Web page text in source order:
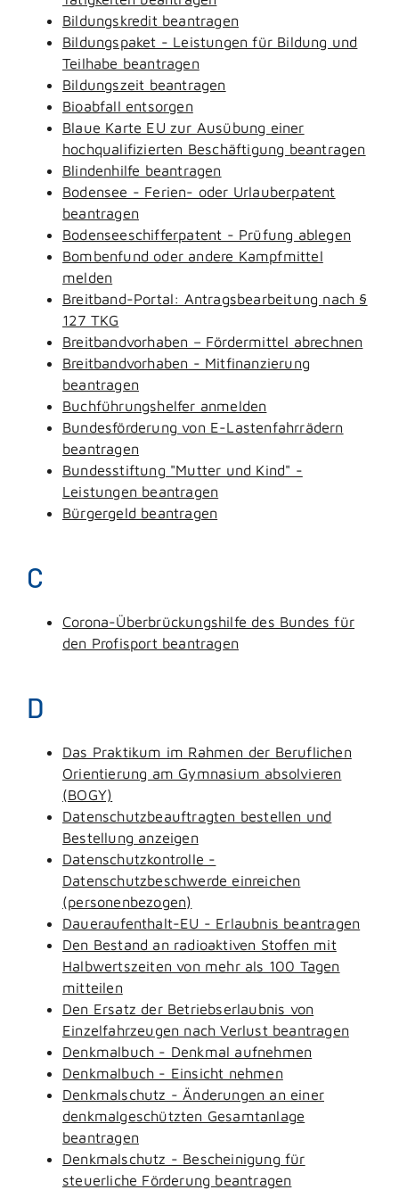
Bildungskredit beantragen
Bildungspaket - Leistungen für Bildung und
Teilhabe beantragen
Bildungszeit beantragen
Bioabfall entsorgen
Blaue Karte EU zur Ausübung einer
hochqualifizierten Beschäftigung beantragen
Blindenhilfe beantragen
Bodensee - Ferien- oder Urlauberpatent
beantragen
Bodenseeschifferpatent - Prüfung ablegen
Bombenfund oder andere Kampfmittel
melden
Breitband-Portal: Antragsbearbeitung nach §
127 TKG
Breitbandvorhaben – Fördermittel abrechnen
Breitbandvorhaben - Mitfinanzierung
beantragen
Buchführungshelfer anmelden
Bundesförderung von E-Lastenfahrrädern
beantragen
Bundesstiftung "Mutter und Kind" -
Leistungen beantragen
Bürgergeld beantragen
C
Corona-Überbrückungshilfe des Bundes für
den Profisport beantragen
D
Das Praktikum im Rahmen der Beruflichen
Orientierung am Gymnasium absolvieren
(BOGY)
Datenschutzbeauftragten bestellen und
Bestellung anzeigen
Datenschutzkontrolle -
Datenschutzbeschwerde einreichen
(personenbezogen)
Daueraufenthalt-EU - Erlaubnis beantragen
Den Bestand an radioaktiven Stoffen mit
Halbwertszeiten von mehr als 100 Tagen
mitteilen
Den Ersatz der Betriebserlaubnis von
Einzelfahrzeugen nach Verlust beantragen
Denkmalbuch - Denkmal aufnehmen
Denkmalbuch - Einsicht nehmen
Denkmalschutz - Änderungen an einer
denkmalgeschützten Gesamtanlage
beantragen
Denkmalschutz - Bescheinigung für
steuerliche Förderung beantragen